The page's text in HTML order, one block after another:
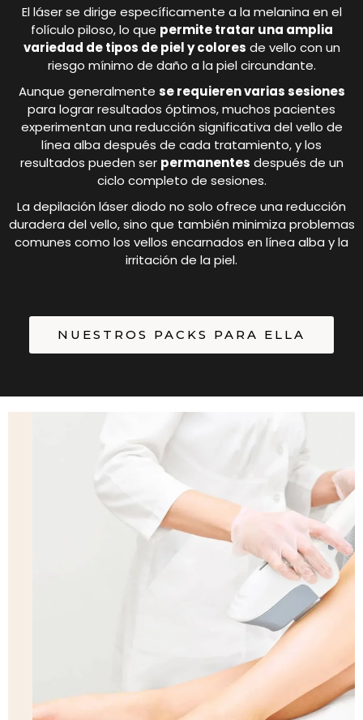
El láser se dirige específicamente a la melanina en el
folículo piloso, lo que permite tratar una amplia
variedad de tipos de piel y colores de vello con un
riesgo mínimo de daño a la piel circundante.
Aunque generalmente se requieren varias sesiones
para lograr resultados óptimos, muchos pacientes
experimentan una reducción significativa del vello de
línea alba después de cada tratamiento, y los
resultados pueden ser permanentes después de un
ciclo completo de sesiones.
La depilación láser diodo no solo ofrece una reducción
duradera del vello, sino que también minimiza problemas
comunes como los vellos encarnados en línea alba y la
irritación de la piel.
NUESTROS PACKS PARA ELLA